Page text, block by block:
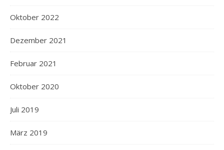
Oktober 2022
Dezember 2021
Februar 2021
Oktober 2020
Juli 2019
März 2019